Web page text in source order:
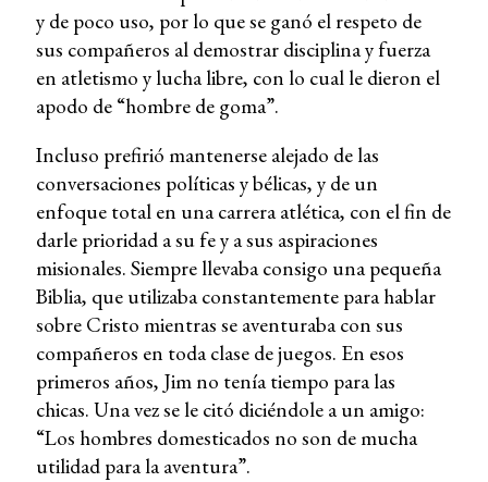
y de poco uso, por lo que se ganó el respeto de
sus compañeros al demostrar disciplina y fuerza
en atletismo y lucha libre, con lo cual le dieron el
apodo de “hombre de goma”.
Incluso prefirió mantenerse alejado de las
conversaciones políticas y bélicas, y de un
enfoque total en una carrera atlética, con el fin de
darle prioridad a su fe y a sus aspiraciones
misionales. Siempre llevaba consigo una pequeña
Biblia, que utilizaba constantemente para hablar
sobre Cristo mientras se aventuraba con sus
compañeros en toda clase de juegos. En esos
primeros años, Jim no tenía tiempo para las
chicas. Una vez se le citó diciéndole a un amigo:
“Los hombres domesticados no son de mucha
utilidad para la aventura”.